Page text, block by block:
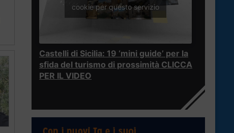
cookie per questo servizio
Castelli di Sicilia: 19 ‘mini guide’ per la
sfida del turismo di prossimità CLICCA
PER IL VIDEO